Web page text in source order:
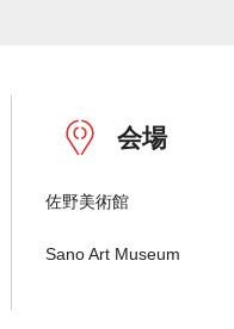
会場
佐野美術館
Sano Art Museum